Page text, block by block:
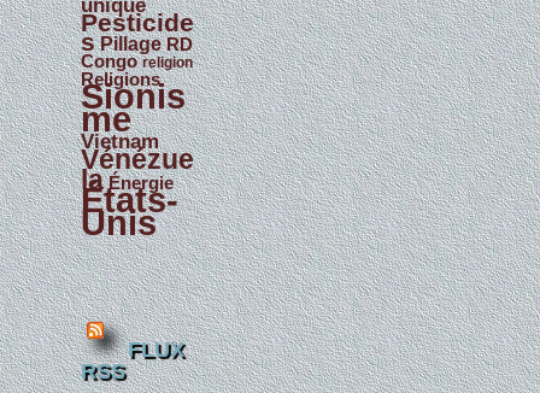
unique
Pesticide
s Pillage RD
Congo religion
Religions
Sionis
me
Vietnam
Vénézue
la Énergie
États-
Unis
FLUX
RSS